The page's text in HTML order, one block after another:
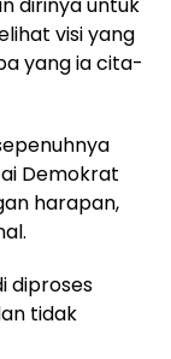
dirinya untuk
visi yang
yang ia cita-
Demokrat
harapan,
diproses
tidak